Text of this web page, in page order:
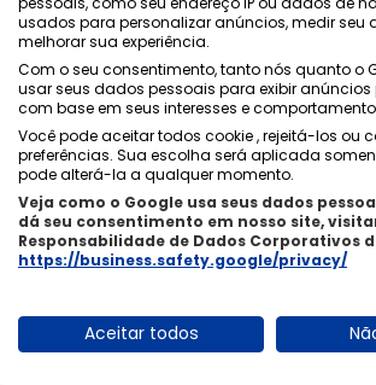
Quem Somos
Copyright © Trenes.com. Todos os
usados ​​para personalizar anúncios, medir seu
melhorar sua experiência.
Com o seu consentimento, tanto nós quanto o
usar seus dados pessoais para exibir
com base em seus interesses e
Você pode aceitar todos cookie , rejeitá-los ou
preferências. Sua escolha será aplicada
pode alterá-la a qualquer momento.
Veja como o Google usa seus dados
dá seu consentimento em nosso site,
Responsabilidade de Dados Corporativos
https://business.safety.google/privacy/
Aceitar todos